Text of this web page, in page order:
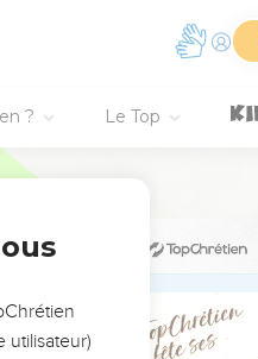
? Le Top
de plus belle : —Fils
utilisateur)